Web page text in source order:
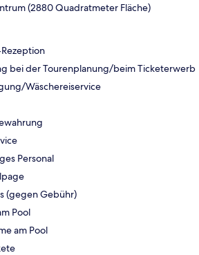
(2880 Quadratmeter Fläche)
bei der Tourenplanung/beim Ticketerwerb
Wäschereiservice
Personal
(gegen Gebühr)
Pool
am Pool